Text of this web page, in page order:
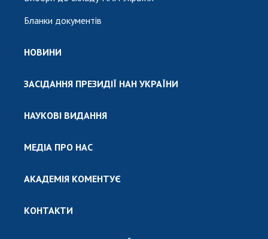
Бланки документів
НОВИНИ
ЗАСІДАННЯ ПРЕЗИДІЇ НАН УКРАЇНИ
НАУКОВІ ВИДАННЯ
МЕДІА ПРО НАС
АКАДЕМІЯ КОМЕНТУЄ
КОНТАКТИ